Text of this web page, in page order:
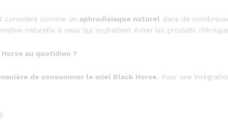
considéré comme un aphrodisiaque naturel dans de
naturelle à ceux qui souhaitent éviter les produits
au quotidien ?
de consommer le miel Black Horse. Pour une